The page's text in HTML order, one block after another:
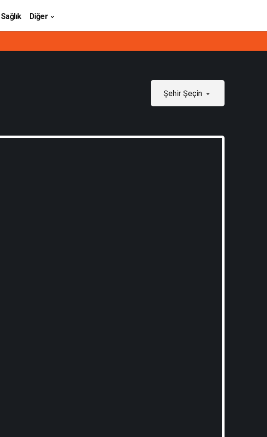
Sağlık Diğer
Şehir Şeçin